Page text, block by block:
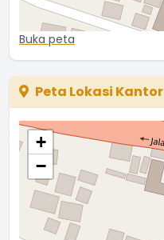
Buka peta
Peta Lokasi Kantor
+
−